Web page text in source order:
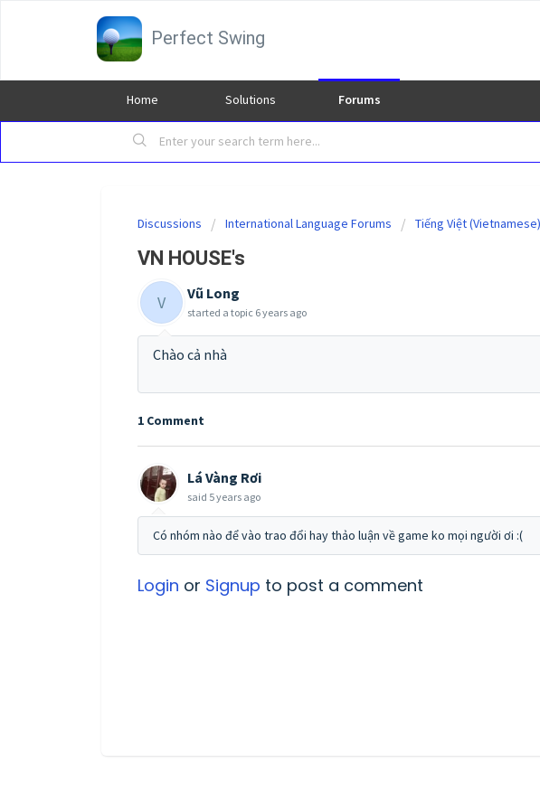
Perfect Swing
Home Solutions Forums
Discussions International Language Forums Tiếng Việt (Vietnamese)
VN HOUSE's
V Vũ Long
started a topic 6 years ago
Chào cả nhà
1 Comment
Lá Vàng Rơi
said 5 years ago
Có nhóm nào để vào trao đổi hay thảo luận về game ko mọi người ơi :(
Login or Signup to post a comment